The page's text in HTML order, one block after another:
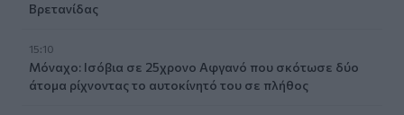
Βρετανίδας
15:10
Μόναχο: Ισόβια σε 25χρονο Αφγανό που σκότωσε δύο
άτομα ρίχνοντας το αυτοκίνητό του σε πλήθος